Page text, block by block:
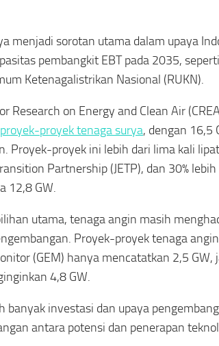
menjadi sorotan utama dalam upaya
pembangkit EBT pada 2035,
Ketenagalistrikan Nasional (RUKN).
Research on Energy and Clean Air
proyek-proyek tenaga surya, dengan 16,5
Proyek-proyek ini lebih dari lima kali
Partnership (JETP), dan 30%
12,8 GW.
utama, tenaga angin masih
Proyek-proyek tenaga
(GEM) hanya mencatatkan 2,5 GW,
4,8 GW.
banyak investasi dan upaya
antara potensi dan penerapan